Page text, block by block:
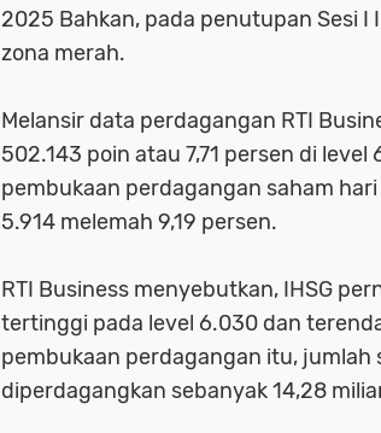
2025 Bahkan, pada penutupan Sesi I
zona merah.
Melansir data perdagangan RTI
502.143 poin atau 7,71 persen di level
pembukaan perdagangan saham hari
5.914 melemah 9,19 persen.
RTI Business menyebutkan, IHSG
tertinggi pada level 6.030 dan
pembukaan perdagangan itu, jumlah
diperdagangkan sebanyak 14,28